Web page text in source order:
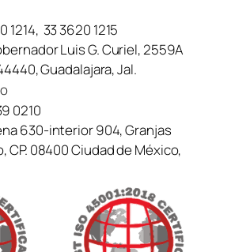
1214, 33 3620 1215
Luis G. Curiel, 2559A
Guadalajara, Jal.
0210
630-interior 904, Granjas
CP. 08400 Ciudad de México,